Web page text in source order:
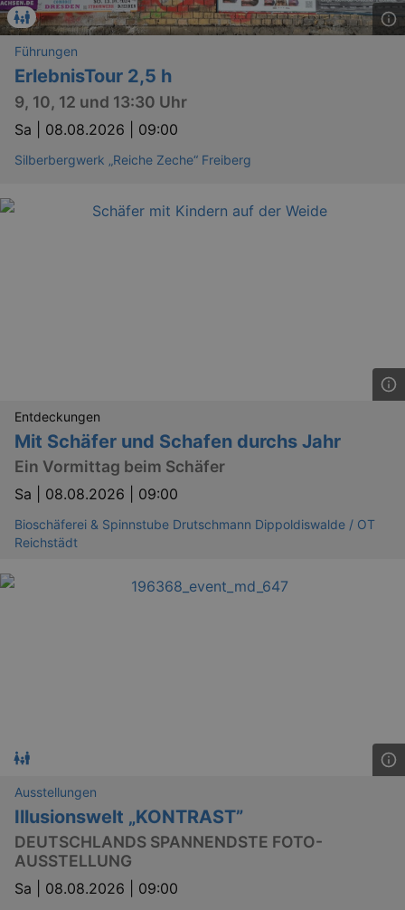
Führungen
ErlebnisTour 2,5 h
9, 10, 12 und 13:30 Uhr
Sa | 08.08.2026 | 09:00
Silberbergwerk „Reiche Zeche“ Freiberg
Entdeckungen
Mit Schäfer und Schafen durchs Jahr
Ein Vormittag beim Schäfer
Sa | 08.08.2026 | 09:00
Bioschäferei & Spinnstube Drutschmann Dippoldiswalde / OT
Reichstädt
Ausstellungen
Illusionswelt „KONTRAST”
DEUTSCHLANDS SPANNENDSTE FOTO-
AUSSTELLUNG
Sa | 08.08.2026 | 09:00